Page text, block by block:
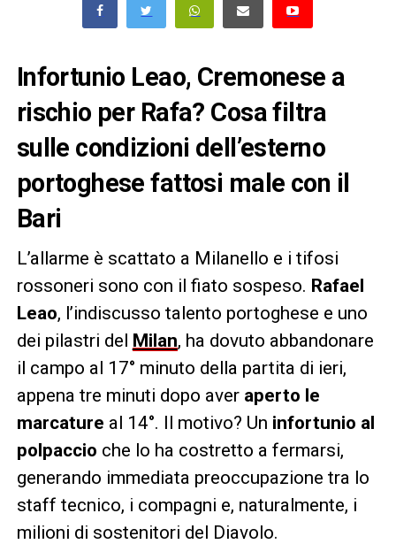
Infortunio Leao, Cremonese a
rischio per Rafa? Cosa filtra
sulle condizioni dell’esterno
portoghese fattosi male con il
Bari
L’allarme è scattato a Milanello e i tifosi
rossoneri sono con il fiato sospeso. Rafael
Leao, l’indiscusso talento portoghese e uno
dei pilastri del Milan, ha dovuto abbandonare
il campo al 17° minuto della partita di ieri,
appena tre minuti dopo aver aperto le
marcature al 14°. Il motivo? Un infortunio al
polpaccio che lo ha costretto a fermarsi,
generando immediata preoccupazione tra lo
staff tecnico, i compagni e, naturalmente, i
milioni di sostenitori del Diavolo.